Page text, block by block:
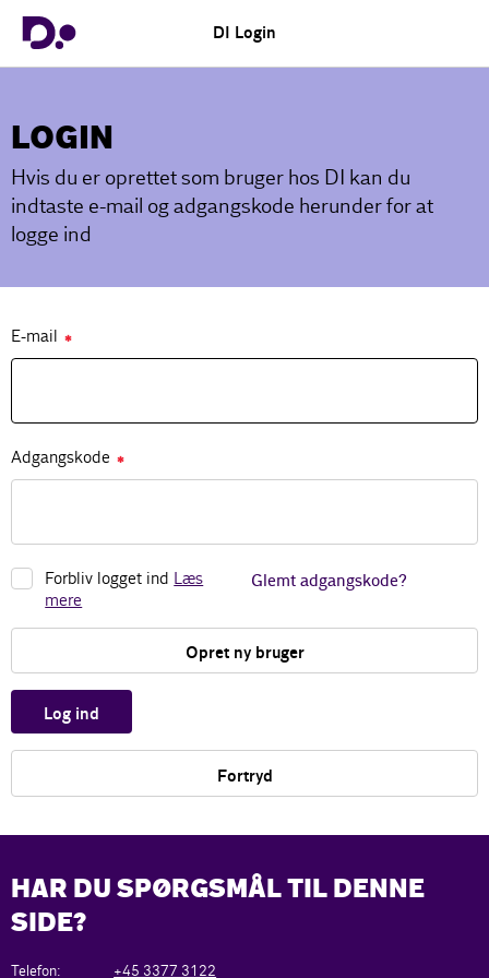
DI Login
LOGIN
Hvis du er oprettet som bruger hos DI kan du
indtaste e-mail og adgangskode herunder for at
logge ind
E-mail ✱
Adgangskode ✱
Forbliv logget ind Læs
mere
Glemt adgangskode?
Opret ny bruger
Log ind
Fortryd
HAR DU SPØRGSMÅL TIL DENNE
SIDE?
Telefon: +45 3377 3122